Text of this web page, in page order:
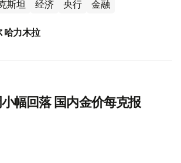
斯坦 经济 央行 金融
哈力木拉
幅回落 国内金价每克报